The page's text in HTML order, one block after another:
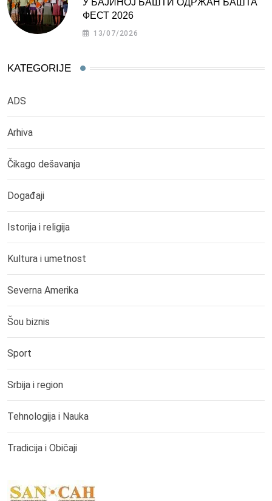
У БАЈИНОЈ БАШТИ ОДРЖАН БАШТА
ФЕСТ 2026
13/07/2026
KATEGORIJE
ADS
Arhiva
Čikago dešavanja
Događaji
Istorija i religija
Kultura i umetnost
Severna Amerika
Šou biznis
Sport
Srbija i region
Tehnologija i Nauka
Tradicija i Običaji